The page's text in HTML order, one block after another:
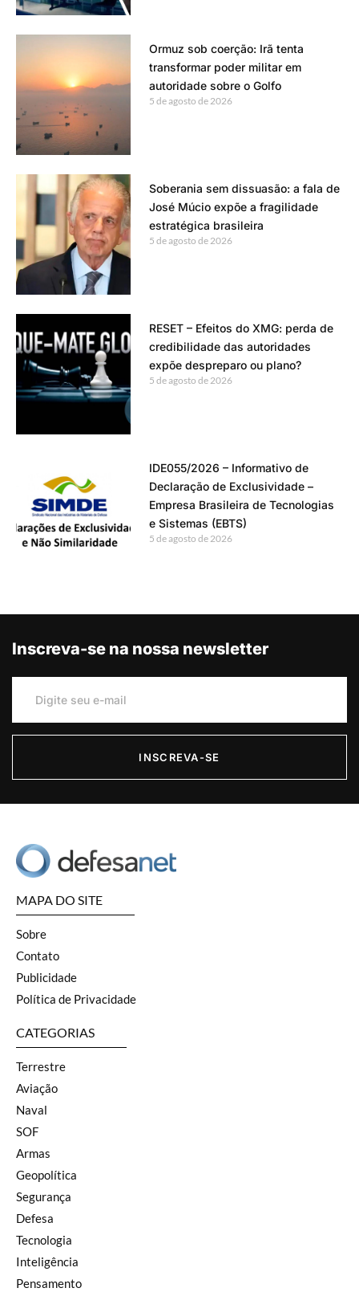
Ormuz sob coerção: Irã tenta
transformar poder militar em
autoridade sobre o Golfo
5 de agosto de 2026
Soberania sem dissuasão: a fala de
José Múcio expõe a fragilidade
estratégica brasileira
5 de agosto de 2026
RESET – Efeitos do XMG: perda de
credibilidade das autoridades
expõe despreparo ou plano?
5 de agosto de 2026
IDE055/2026 – Informativo de
Declaração de Exclusividade –
Empresa Brasileira de Tecnologias
e Sistemas (EBTS)
5 de agosto de 2026
Inscreva-se na nossa newsletter
INSCREVA-SE
MAPA DO SITE
Sobre
Contato
Publicidade
Política de Privacidade
CATEGORIAS
Terrestre
Aviação
Naval
SOF
Armas
Geopolítica
Segurança
Defesa
Tecnologia
Inteligência
Pensamento